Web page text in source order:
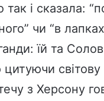
і сказала:
чи “в
їй та
цитуючи
з Херсону